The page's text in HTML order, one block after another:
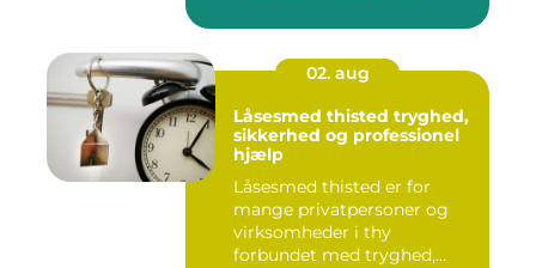
02. aug
Låsesmed thisted tryghed,
sikkerhed og professionel
hjælp
Låsesmed thisted er for
mange privatpersoner og
virksomheder i thy
forbundet med tryghed,